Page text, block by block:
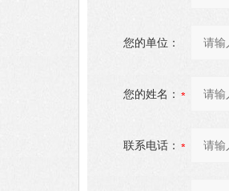
您的单位：
您的姓名：
联系电话：